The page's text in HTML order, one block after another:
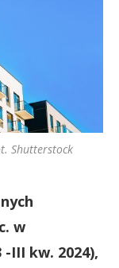
Shutterstock
w
III kw. 2024),